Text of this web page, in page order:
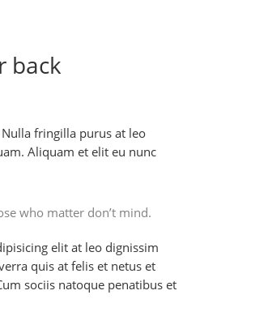
back
fringilla purus at leo
Aliquam et elit eu nunc
who matter don’t mind.
elit at leo dignissim
quis at felis et netus et
sociis natoque penatibus et